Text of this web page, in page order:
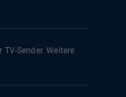
TV-Sender. Weitere